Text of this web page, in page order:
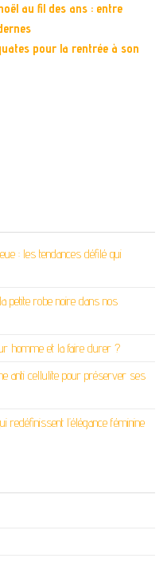
au fil des ans : entre
pour la rentrée à son
: les tendances défilé qui
petite robe noire dans nos
homme et la faire durer ?
anti cellulite pour préserver ses
redéfinissent l’élégance féminine